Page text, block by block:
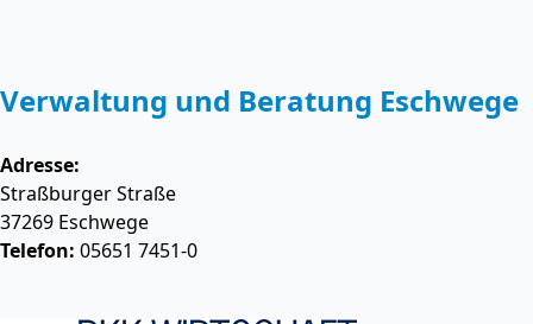
Verwaltung und Beratung Eschwege
Adresse:
Straßburger Straße
37269 Eschwege
Telefon: 05651 7451-0